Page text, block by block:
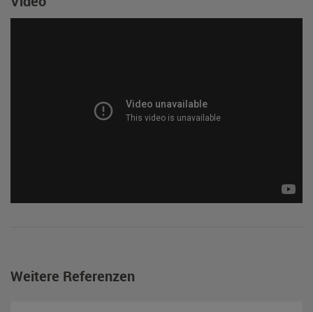
Weitere Referenzen